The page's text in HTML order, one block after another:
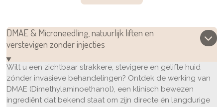
DMAE & Microneedling, natuurlijk liften en
verstevigen zonder injecties
Wilt u een zichtbaar strakkere, stevigere en gelifte huid
zónder invasieve behandelingen? Ontdek de werking van
DMAE (Dimethylaminoethanol), een klinisch bewezen
ingrediënt dat bekend staat om zijn directe én langdurige